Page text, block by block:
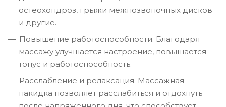
остеохондроз, грыжи межпозвоночных дисков
и другие.
Повышение работоспособности. Благодаря
массажу улучшается настроение, повышается
тонус и работоспособность.
Расслабление и релаксация. Массажная
накидка позволяет расслабиться и отдохнуть